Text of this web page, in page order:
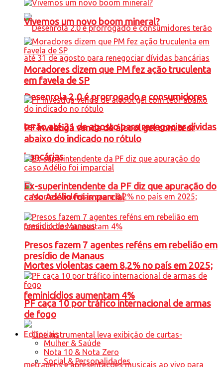
Desenrola 2.0 é prorrogado e consumidores
terão até 31 de agosto para renegociar dívidas
bancárias
Mortes violentas caem 8,2% no país em 2025;
feminicídios aumentam 4%
Vivemos um novo boom mineral?
Moradores dizem que PM fez ação truculenta
em favela de SP
PF investiga venda de álcool gel com teor
abaixo do indicado no rótulo
Ex-superintendente da PF diz que apuração do
caso Adélio foi imparcial
Presos fazem 7 agentes reféns em rebelião em
presídio de Manaus
PF caça 10 por tráfico internacional de armas
de fogo
Editoriais
Mulher & Saúde
Nota 10 & Nota Zero
Social & Personalidades